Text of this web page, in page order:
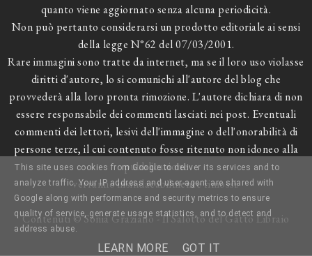
quanto viene aggiornato senza alcuna periodicità.
Non può pertanto considerarsi un prodotto editoriale ai sensi
della legge N°62 del 07/03/2001.
Rare immagini sono tratte da internet, ma se il loro uso violasse
diritti d'autore, lo si comunichi all'autore del blog che
provvederà alla loro pronta rimozione. L'autore dichiara di non
essere responsabile dei commenti lasciati nei post. Eventuali
commenti dei lettori, lesivi dell'immagine o dell'onorabilità di
persone terze, il cui contenuto fosse ritenuto non idoneo alla
pubblicazione
verranno insindacabilmente rimossi.
Contenuti © Sonia Graziano - Il Salotto del Gatto Libraio
This site uses cookies from Google to deliver its services and to
analyze traffic. Your IP address and user-agent are shared with
Google along with performance and security metrics to ensure
quality of service, generate usage statistics, and to detect and
address abuse.
LEARN MORE GOT IT